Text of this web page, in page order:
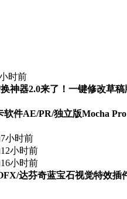
时前
神器2.0来了！一键修改草稿
件AE/PR/独立版Mocha Pro
7小时前
12小时前
16小时前
达芬奇蓝宝石视觉特效插